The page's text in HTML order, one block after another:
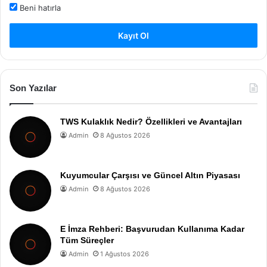
Beni hatırla
Kayıt Ol
Son Yazılar
TWS Kulaklık Nedir? Özellikleri ve Avantajları
Admin 8 Ağustos 2026
Kuyumcular Çarşısı ve Güncel Altın Piyasası
Admin 8 Ağustos 2026
E İmza Rehberi: Başvurudan Kullanıma Kadar
Tüm Süreçler
Admin 1 Ağustos 2026